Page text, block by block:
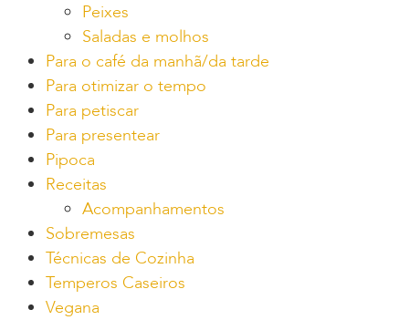
Peixes
Saladas e molhos
Para o café da manhã/da tarde
Para otimizar o tempo
Para petiscar
Para presentear
Pipoca
Receitas
Acompanhamentos
Sobremesas
Técnicas de Cozinha
Temperos Caseiros
Vegana